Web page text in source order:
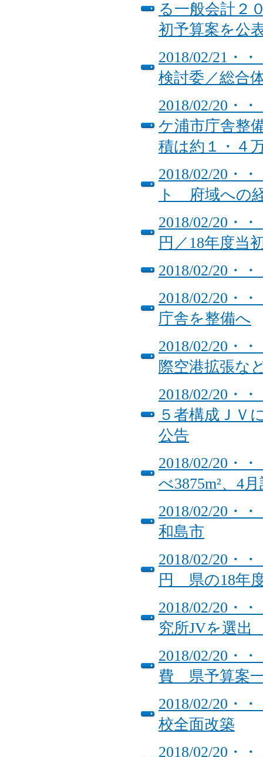
る一般会計２
初予算案を公
2018/02/21・
検討委／総合
2018/02/20・
ケ浦市庁舎整
積は約１・４
2018/02/20・
ト 府域への
2018/02/20・
円／18年度当
2018/02/20・
2018/02/20・
庁舎を整備へ
2018/02/20・
際空港拡張な
2018/02/20・
５者構成ＪＶ
公告
2018/02/20・
べ3875m²、4
2018/02/20・
和島市
2018/02/20・
円 県の18年
2018/02/20・
究所JVを選
2018/02/20・
費 県予算案
2018/02/20・
校全面改築
2018/02/20・